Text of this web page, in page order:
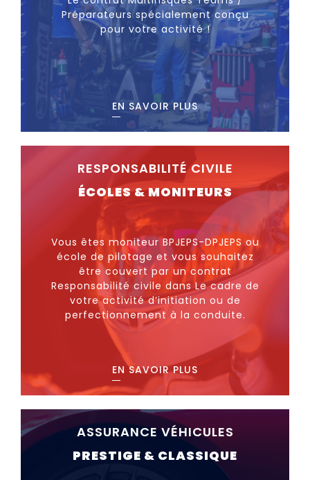
Préparateurs spécialement conçu
pour votre activité !
EN SAVOIR PLUS
RESPONSABILITÉ CIVILE
ÉCOLES & MONITEURS
Vous êtes moniteur BPJEPS-DPJEPS ou
école de pilotage et vous souhaitez
être couvert par un contrat
Responsabilité civile dans Le cadre de
votre activité d’initiation ou de
perfectionnement à la conduite.
EN SAVOIR PLUS
ASSURANCE VÉHICULES
PRESTIGE & CLASSIQUE